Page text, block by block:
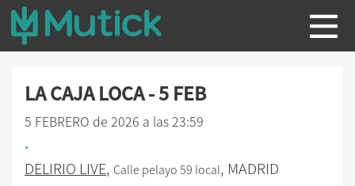
LA CAJA LOCA - 5 FEB
5 FEBRERO de 2026 a las 23:59
.
DELIRIO LIVE, Calle pelayo 59 local, MADRID